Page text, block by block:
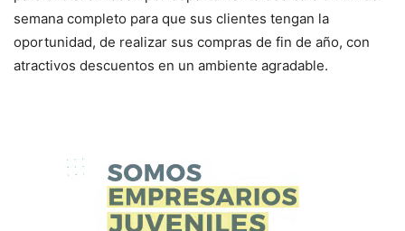
semana completo para que sus clientes tengan la
oportunidad, de realizar sus compras de fin de año, con
atractivos descuentos en un ambiente agradable.